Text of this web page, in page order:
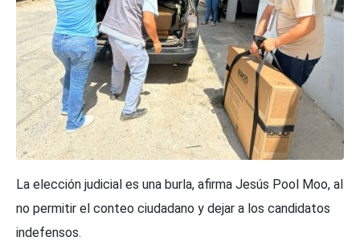
La elección judicial es una burla, afirma Jesús Pool Moo, al
no permitir el conteo ciudadano y dejar a los candidatos
indefensos.